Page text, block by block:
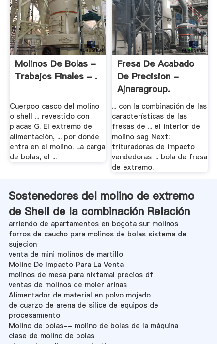
Molinos De Bolas -
Trabajos Finales - .
Cuerpoo casco del molino
o shell ... revestido con
placas G. El extremo de
alimentación, ... por donde
entra en el molino. La carga
de bolas, el ...
Fresa De Acabado
De Precision -
Ajnaragroup.
... con la combinación de las
características de las
fresas de ... el interior del
molino sag Next:
trituradoras de impacto
vendedoras ... bola de fresa
de extremo.
Sostenedores del molino de extremo
de Shell de la combinación Relación
arriendo de apartamentos en bogota sur molinos
forros de caucho para molinos de bolas sistema de
sujecion
venta de mini molinos de martillo
Molino De Impacto Para La Venta
molinos de mesa para nixtamal precios df
ventas de molinos de moler arinas
Alimentador de material en polvo mojado
de cuarzo de arena de sílice de equipos de
procesamiento
Molino de bolas-- molino de bolas de la máquina
clase de molino de bolas